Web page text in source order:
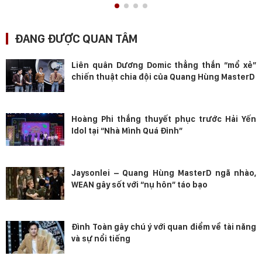
ĐANG ĐƯỢC QUAN TÂM
Liên quân Dương Domic thẳng thắn “mổ xẻ”
chiến thuật chia đội của Quang Hùng MasterD
Hoàng Phi thắng thuyết phục trước Hải Yến
Idol tại “Nhà Mình Quá Đỉnh”
Jaysonlei – Quang Hùng MasterD ngã nhào,
WEAN gây sốt với “nụ hôn” táo bạo
Đình Toàn gây chú ý với quan điểm về tài năng
và sự nổi tiếng